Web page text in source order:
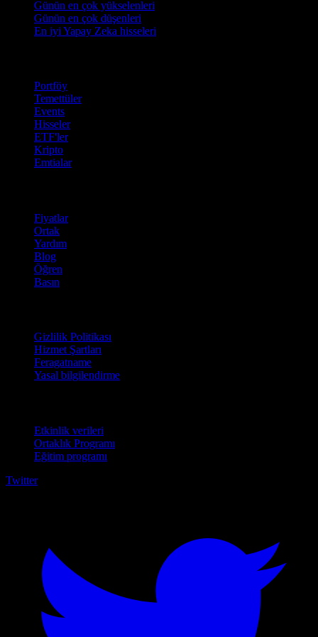
Günün en çok yükselenleri
Günün en çok düşenleri
En iyi Yapay Zeka hisseleri
Portföy
Temettüler
Events
Hisseler
ETF'ler
Kripto
Emtialar
Fiyatlar
Ortak
Yardım
Blog
Öğren
Basın
Gizlilik Politikası
Hizmet Şartları
Feragatname
Yasal bilgilendirme
Etkinlik verileri
Ortaklık Programı
Eğitim programı
Twitter